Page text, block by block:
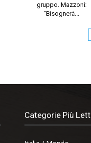
gruppo. Mazzoni:
“Bisognerà...
Categorie Più